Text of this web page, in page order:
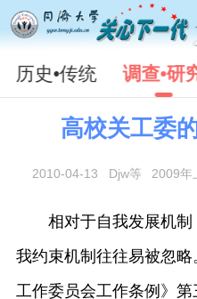
历史•传统 调查•研
高校关工委
2010-04-13 Djw等 2009年
相对于自我发展机制
我约束机制往往易被忽
工作委员会工作条例》